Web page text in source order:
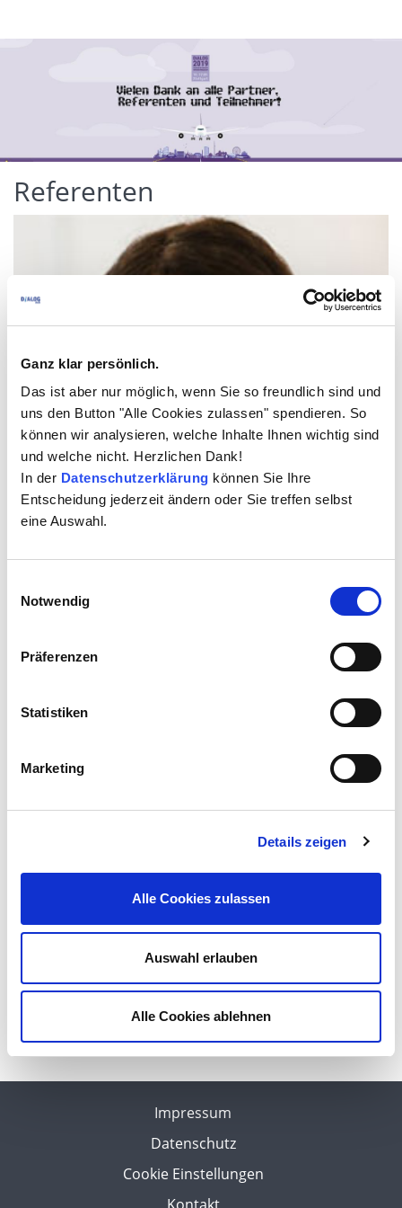
Ganz klar persönlich.
Das ist aber nur möglich, wenn Sie so freundlich sind und
uns den Button "Alle Cookies zulassen" spendieren. So
können wir analysieren, welche Inhalte Ihnen wichtig sind
und welche nicht. Herzlichen Dank!
In der Datenschutzerklärung können Sie Ihre
Entscheidung jederzeit ändern oder Sie treffen selbst
eine Auswahl.
Notwendig
Präferenzen
Statistiken
Marketing
Details zeigen
Alle Cookies zulassen
Auswahl erlauben
Alle Cookies ablehnen
Referenten
Violetta Koss
Unternehmensberatung für Compliance. Dort betreute
sie Unternehmen aus allen Branchen zu Compliance
Internationales Management. Seit Februar 2019
verstärkt sie das Team von The Quality Group und
bringt ihre Compliance-Expertise ein.
Practice Fastlane
17. Mai 2019, 11:50 Uhr
Impressum
Datenschutz
Cookie Einstellungen